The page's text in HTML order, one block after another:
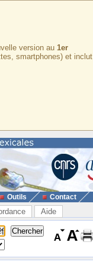
version au 1er
smartphones) et inclut
Outils Contact
Aide